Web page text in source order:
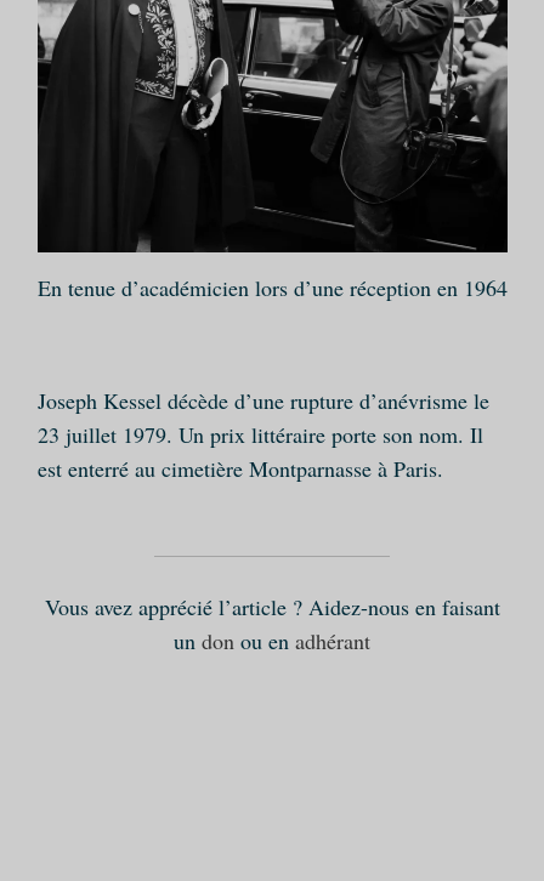
En tenue d’académicien lors d’une réception en 1964
Joseph Kessel décède d’une rupture d’anévrisme le
23 juillet 1979. Un prix littéraire porte son nom. Il
est enterré au cimetière Montparnasse à Paris.
Vous avez apprécié l’article ? Aidez-nous en faisant
un don ou en adhérant